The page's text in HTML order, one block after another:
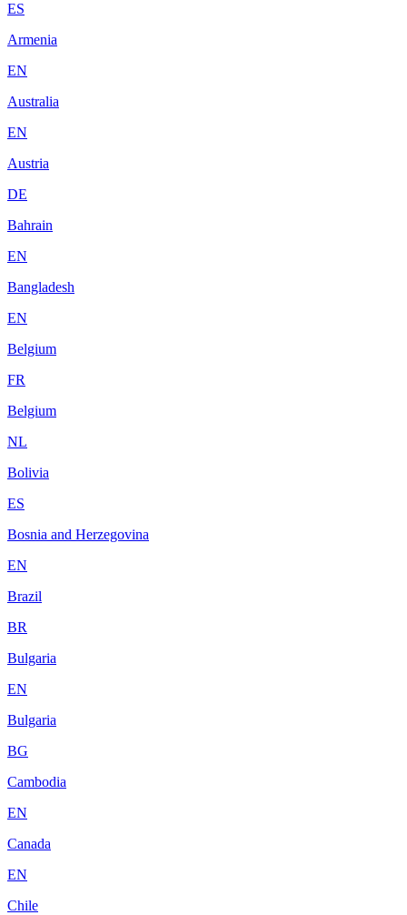
ES
Armenia
EN
Australia
EN
Austria
DE
Bahrain
EN
Bangladesh
EN
Belgium
FR
Belgium
NL
Bolivia
ES
Bosnia and Herzegovina
EN
Brazil
BR
Bulgaria
EN
Bulgaria
BG
Cambodia
EN
Canada
EN
Chile